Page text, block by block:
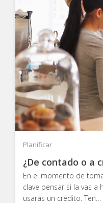
Planificar
¿De contado o a
En el momento de
clave pensar si la vas a
usarás un crédito. Ten…